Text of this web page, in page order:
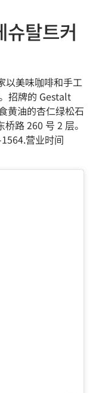
탈트커
以美味咖啡和手工
招牌的 Gestalt
黄油的杏仁绿松石
路 260 号 2 层。
营业时间